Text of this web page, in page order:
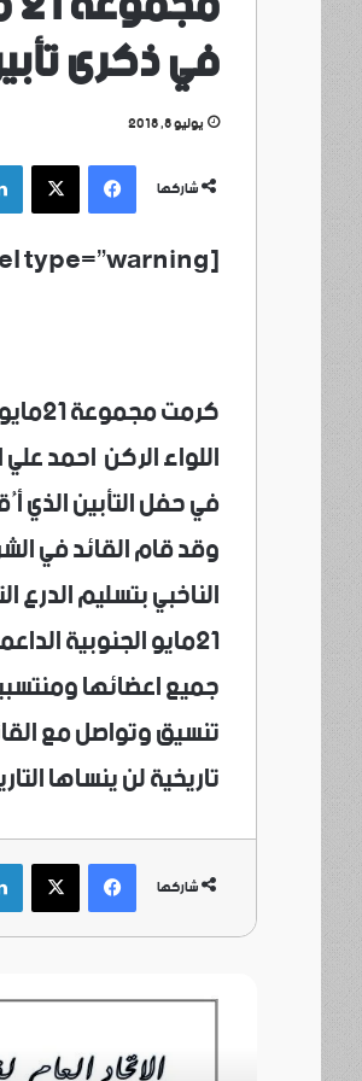
في ذكرى
يوليو 8, 2018
شاركها
فيسبوك
‫X
[su_label type=”warning”]كريترنيوز /العاصمة عدن /خاص[/su_label]
اللواء الركن احمد
في حفل التأبين الذي
الناخبي بتسليم
٢١مايو الجنوبية
تنسيق وتواصل مع
تاريخية لن ينساها
شاركها فيسبوك
‫X